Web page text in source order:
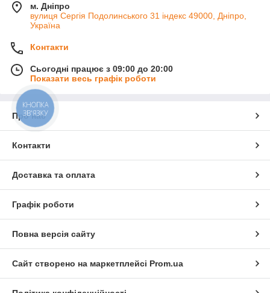
м. Дніпро
вулиця Сергія Подолинського 31 індекс 49000, Дніпро,
Україна
Контакти
Сьогодні працює з 09:00 до 20:00
Показати весь графік роботи
Про нас
Контакти
Доставка та оплата
Графік роботи
Повна версія сайту
Сайт створено на маркетплейсі Prom.ua
КНОПКА
ЗВ'ЯЗКУ